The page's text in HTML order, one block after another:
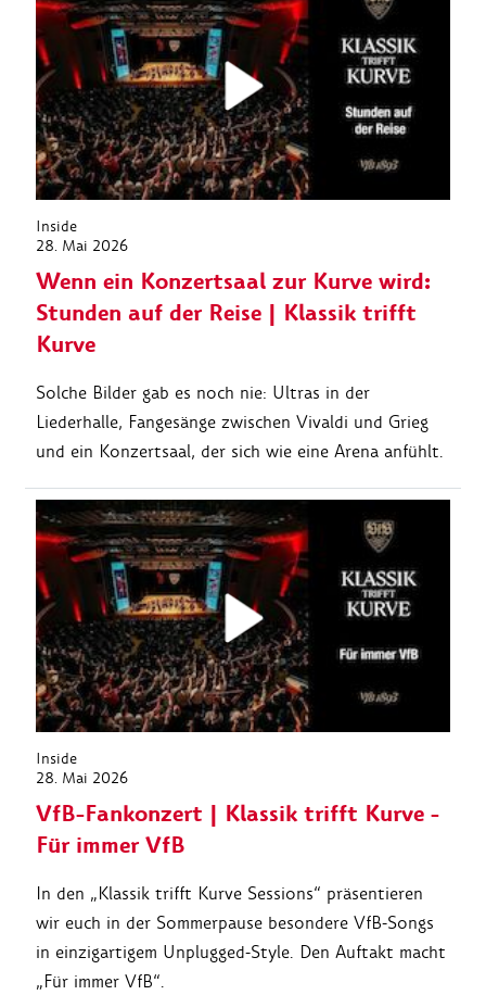
Inside
28. Mai 2026
Wenn ein Konzertsaal zur Kurve wird:
Stunden auf der Reise | Klassik trifft
Kurve
Solche Bilder gab es noch nie: Ultras in der
Liederhalle, Fangesänge zwischen Vivaldi und Grieg
und ein Konzertsaal, der sich wie eine Arena anfühlt.
Inside
28. Mai 2026
VfB-Fankonzert | Klassik trifft Kurve -
Für immer VfB
In den „Klassik trifft Kurve Sessions“ präsentieren
wir euch in der Sommerpause besondere VfB-Songs
in einzigartigem Unplugged-Style. Den Auftakt macht
„Für immer VfB“.